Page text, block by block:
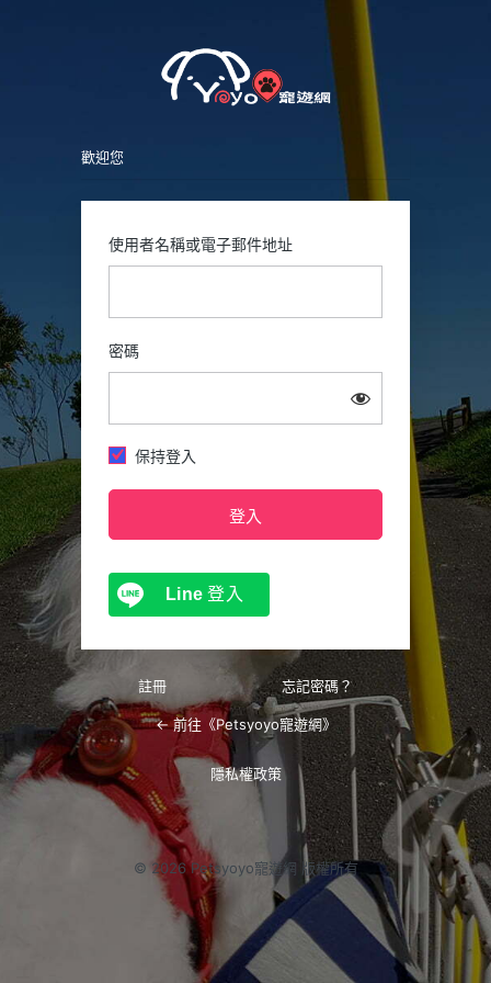
歡迎您
使用者名稱或電子郵件地址
密碼
保持登入
Line 登入
註冊 忘記密碼？
← 前往《Petsyoyo寵遊網》
隱私權政策
© 2026 Petsyoyo寵遊網 版權所有